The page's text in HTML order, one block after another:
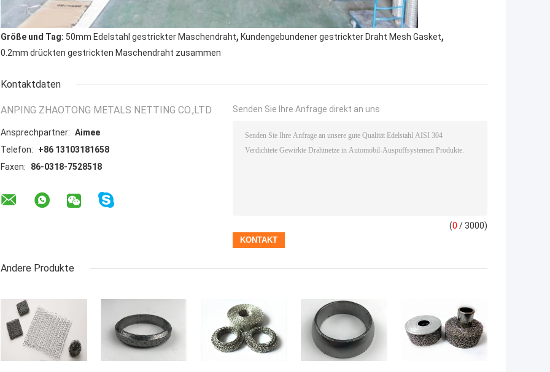
Größe und Tag: 50mm Edelstahl gestrickter Maschendraht, Kundengebundener gestrickter Draht Mesh Gasket,
0.2mm drückten gestrickten Maschendraht zusammen
Kontaktdaten
ANPING ZHAOTONG METALS NETTING CO.,LTD
Ansprechpartner: Aimee
Telefon:
+86 13103181658
Faxen:
86-0318-7528518
Senden Sie Ihre Anfrage direkt an uns
(0 / 3000)
Andere Produkte